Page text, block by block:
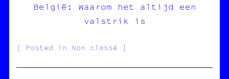
België: Waarom het altijd een
valstrik is
Posted in Non classé